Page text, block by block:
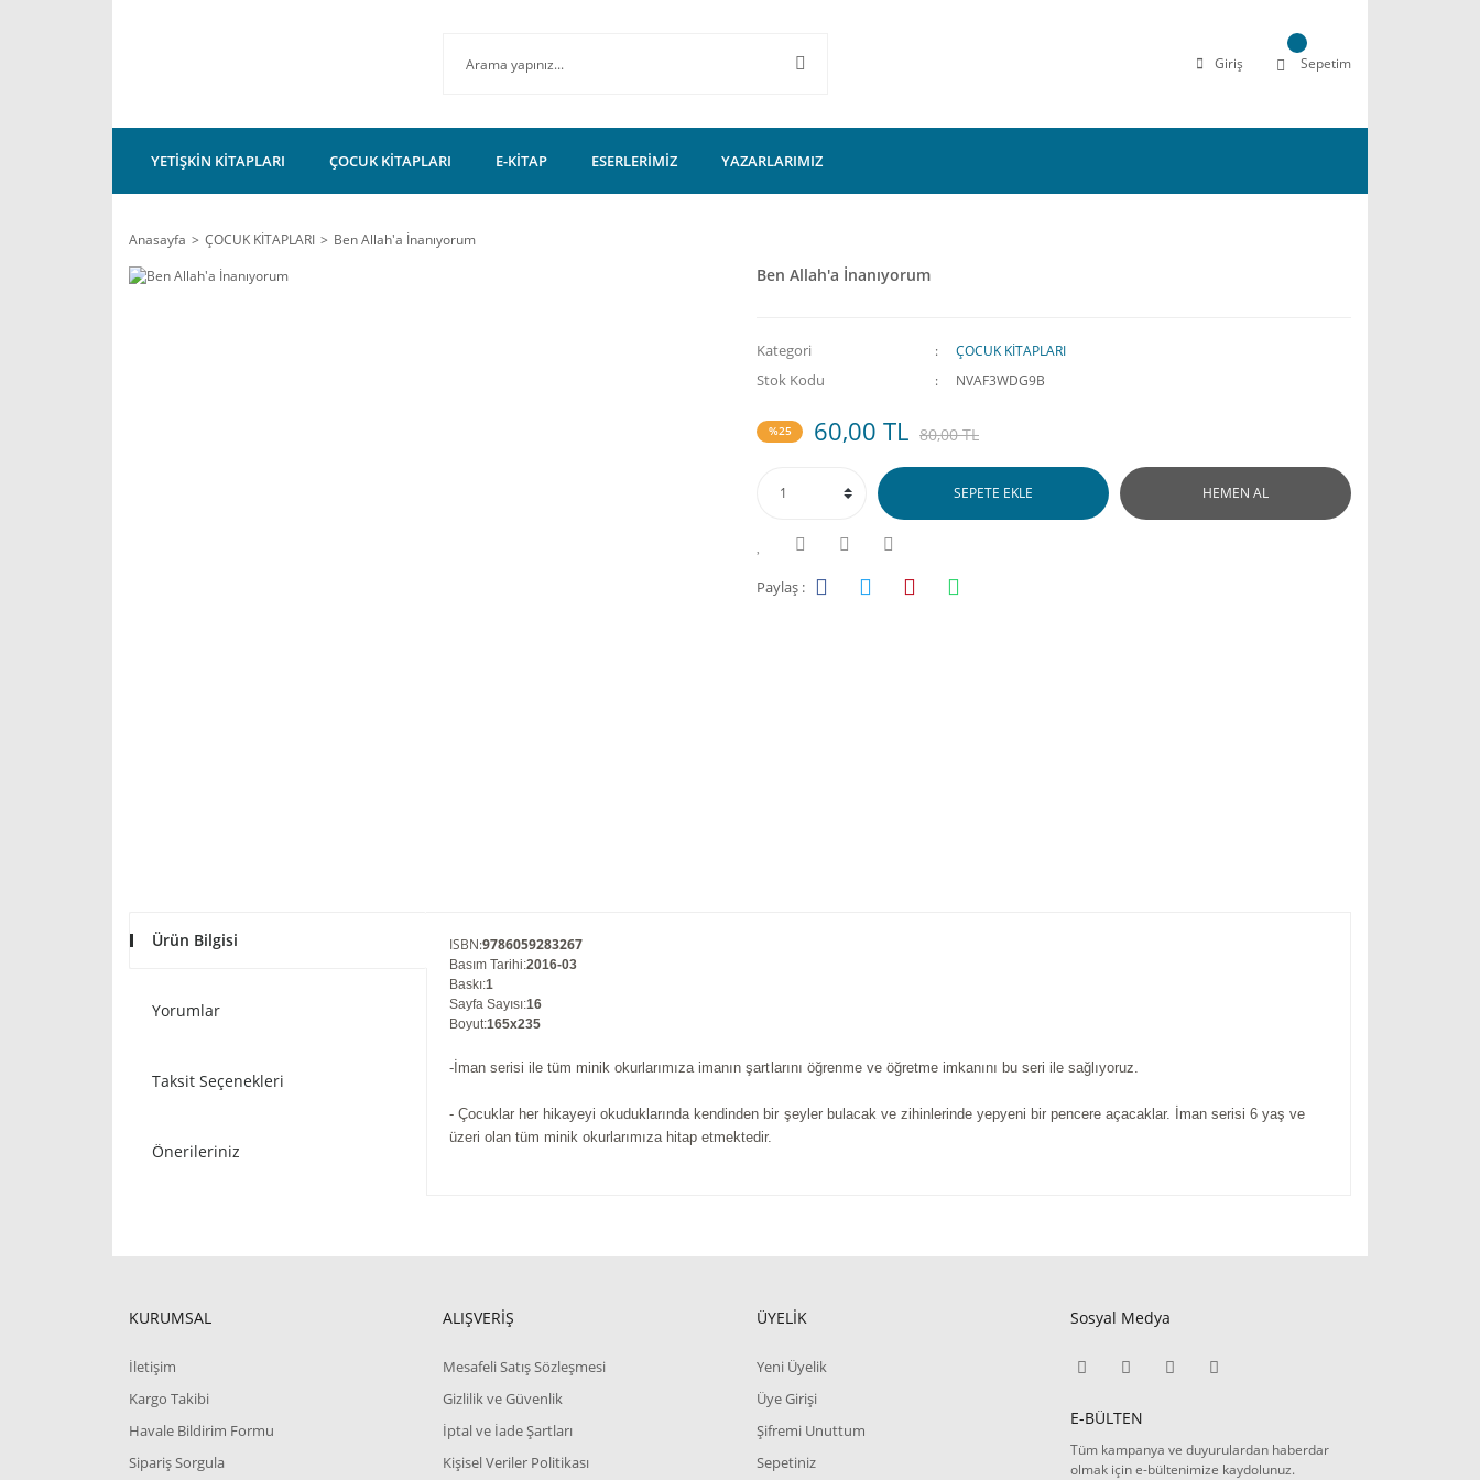
Giriş Sepetim
YETİŞKİN KİTAPLARI ÇOCUK KİTAPLARI E-KİTAP ESERLERİMİZ YAZARLARIMIZ
Anasayfa ÇOCUK KİTAPLARI Ben Allah'a İnanıyorum
Ben Allah'a İnanıyorum
Kategori ÇOCUK KİTAPLARI
Stok Kodu NVAF3WDG9B
%25 60,00 TL 80,00 TL
SEPETE EKLE HEMEN AL
Paylaş :
Ürün Bilgisi
Yorumlar
Taksit Seçenekleri
Önerileriniz
ISBN:9786059283267
Basım Tarihi:2016-03
Baskı:1
Sayfa Sayısı:16
Boyut:165x235
-İman serisi ile tüm minik okurlarımıza imanın şartlarını öğrenme ve öğretme imkanını bu seri ile sağlıyoruz.
- Çocuklar her hikayeyi okuduklarında kendinden bir şeyler bulacak ve zihinlerinde yepyeni bir pencere açacaklar. İman serisi 6 yaş ve
üzeri olan tüm minik okurlarımıza hitap etmektedir.
KURUMSAL
İletişim
Kargo Takibi
Havale Bildirim Formu
Sipariş Sorgula
ALIŞVERİŞ
Mesafeli Satış Sözleşmesi
Gizlilik ve Güvenlik
İptal ve İade Şartları
Kişisel Veriler Politikası
ÜYELİK
Yeni Üyelik
Üye Girişi
Şifremi Unuttum
Sepetiniz
Sosyal Medya
E-BÜLTEN
Tüm kampanya ve duyurulardan haberdar
olmak için e-bültenimize kaydolunuz.